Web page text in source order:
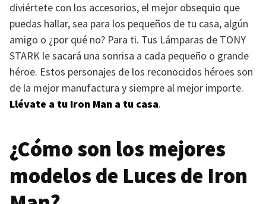
diviértete con los accesorios, el mejor obsequio que
puedas hallar, sea para los pequeños de tu casa, algún
amigo o ¿por qué no? Para ti. Tus Lámparas de TONY
STARK le sacará una sonrisa a cada pequeño o grande
héroe. Estos personajes de los reconocidos héroes son
de la mejor manufactura y siempre al mejor importe.
Llévate a tu Iron Man a tu casa.
¿Cómo son los mejores
modelos de Luces de Iron